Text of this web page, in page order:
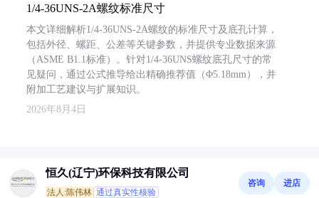
1/4-36UNS-2A螺纹标准尺寸
本文详细解析1/4-36UNS-2A螺纹的标准尺寸及底孔计算，
包括外径、螺距、公差等关键参数，并提供专业数据来源
（ASME B1.1标准）。针对1/4-36UNS螺纹底孔尺寸的常
见疑问，通过公式推导给出精确推荐值（Φ5.18mm），并
附加工艺建议与扩展知识。
2026年8月4日
恒久(辽宁)环保科技有限公司
法人:陈伟林 通过真实性核验
咨询 进店